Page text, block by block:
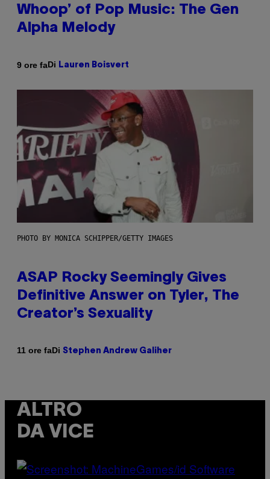
Whoop’ of Pop Music: The Gen
Alpha Melody
9 ore faDi Lauren Boisvert
PHOTO BY MONICA SCHIPPER/GETTY IMAGES
ASAP Rocky Seemingly Gives
Definitive Answer on Tyler, The
Creator’s Sexuality
11 ore faDi Stephen Andrew Galiher
ALTRO
DA VICE